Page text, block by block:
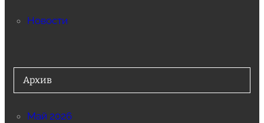
Новости
Архив
Май 2026